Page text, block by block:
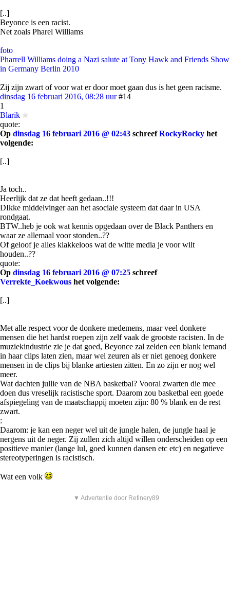
[..]
Beyonce is een racist.
Net zoals Pharel Williams
foto
Pharrell Williams doing a Nazi salute at Tony Hawk and Friends Show
in Germany Berlin 2010
Zij zijn zwart of voor wat er door moet gaan dus is het geen racisme.
dinsdag 16 februari 2016, 08:28 uur #14
1
Blarik
quote:
Op dinsdag 16 februari 2016 @ 02:43 schreefRockyRocky het
volgende:
[..]
Ja toch..
Heerlijk dat ze dat heeft gedaan..!!!
DIkke middelvinger aan het asociale systeem dat daar in USA
rondgaat.
BTW..heb je ook wat kennis opgedaan over de Black Panthers en
waar ze allemaal voor stonden..??
Of geloof je alles klakkeloos wat de witte media je voor wilt
houden..??
quote:
Op dinsdag 16 februari 2016 @ 07:25 schreef
Verrekte_Koekwous het volgende:
[..]
Met alle respect voor de donkere medemens, maar veel donkere
mensen die het hardst roepen zijn zelf vaak de grootste racisten. In de
muziekindustrie zie je dat goed, Beyonce zal zelden een blank iemand
in haar clips laten zien, maar wel zeuren als er niet genoeg donkere
mensen in de clips bij blanke artiesten zitten. En zo zijn er nog wel
meer.
Wat dachten jullie van de NBA basketbal? Vooral zwarten die mee
doen dus vreselijk racistische sport. Daarom zou basketbal een goede
afspiegeling van de maatschappij moeten zijn: 80 % blank en de rest
zwart.
:
Daarom: je kan een neger wel uit de jungle halen, de jungle haal je
nergens uit de neger. Zij zullen zich altijd willen onderscheiden op een
positieve manier (lange lul, goed kunnen dansen etc etc) en negatieve
stereotyperingen is racistisch.
Wat een volk
▼ Advertentie door Refinery89